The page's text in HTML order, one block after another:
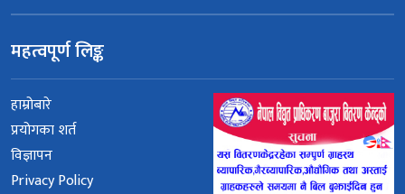
महत्वपूर्ण लिङ्क
हाम्रोबारे
प्रयोगका शर्त
विज्ञापन
Privacy Policy